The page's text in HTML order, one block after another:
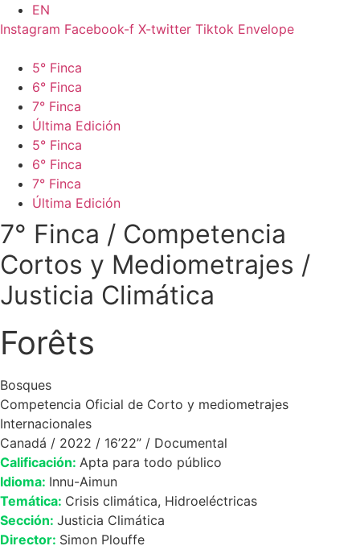
al
EN
Instagram Facebook-f X-twitter Tiktok Envelope
5° Finca
6° Finca
7° Finca
Última Edición
5° Finca
6° Finca
7° Finca
Última Edición
7° Finca / Competencia
Cortos y Mediometrajes /
Justicia Climática
Forêts
Bosques
Competencia Oficial de Corto y mediometrajes
Internacionales
Canadá / 2022 / 16’22” / Documental
Calificación: Apta para todo público
Idioma: Innu-Aimun
Temática: Crisis climática, Hidroeléctricas
Sección: Justicia Climática
Director: Simon Plouffe